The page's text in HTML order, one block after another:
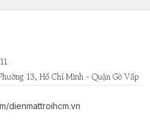
13, Hồ Chí Minh - Quận Gò Vấp
dienmattroihcm.vn